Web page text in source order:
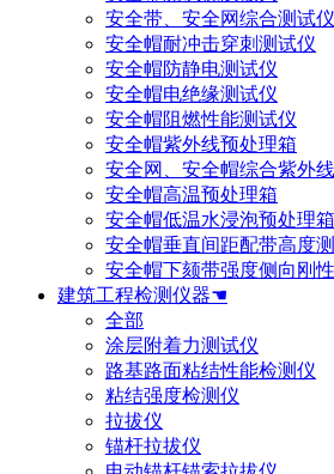
安全带、安全网综合测试仪
安全帽耐冲击穿刺测试仪
安全帽防静电测试仪
安全帽电绝缘测试仪
安全帽阻燃性能测试仪
安全帽紫外线预处理箱
安全网、安全帽综合紫外
安全帽高温预处理箱
安全帽低温水浸泡预处理箱
安全帽垂直间距配带高度
安全帽下颏带强度侧向刚
建筑工程检测仪器☚
全部
涂层附着力测试仪
路基路面粘结性能检测仪
粘结强度检测仪
拉拔仪
锚杆拉拔仪